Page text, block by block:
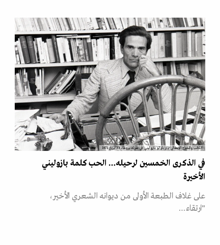
الكاتب والمخرج الإيطالي بيير باولو بازوليني في منزله بروما، 23 أبريل 1971
في الذكرى الخمسين لرحيله... الحب كلمة بازوليني
الأخيرة
على غلاف الطبعة الأولى من ديوانه الشعري الأخير،
"ارتقاء…